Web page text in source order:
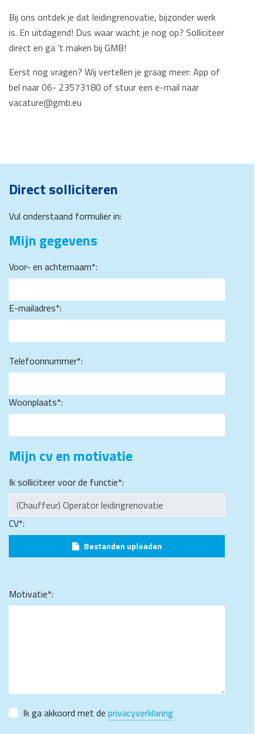
Bij ons ontdek je dat leidingrenovatie, bijzonder werk
is. En uitdagend! Dus waar wacht je nog op? Solliciteer
direct en ga ’t maken bij GMB!
Eerst nog vragen? Wij vertellen je graag meer: App of
bel naar 06- 23573180 of stuur een e-mail naar
vacature@gmb.eu
Direct solliciteren
Vul onderstaand formulier in:
Mijn gegevens
Voor- en achternaam*:
E-mailadres*:
Telefoonnummer*:
Woonplaats*:
Mijn cv en motivatie
Ik solliciteer voor de functie*:
CV*:
Bestanden uploaden
Motivatie*:
Ik ga akkoord met de privacyverklaring